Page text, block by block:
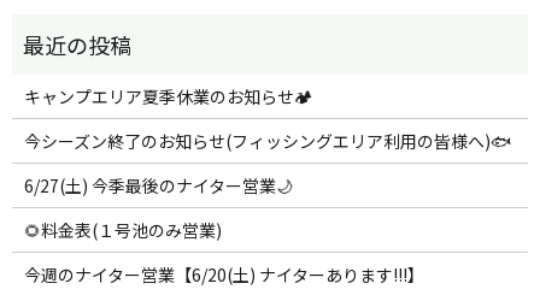
キャンプエリア夏季休業のお知らせ🏕️
今シーズン終了のお知らせ(フィッシングエリア利用の皆様へ)🐟
6/27(土) 今季最後のナイター営業🌙
🌻料金表(１号池のみ営業)
今週のナイター営業【6/20(土) ナイターあります!!!】